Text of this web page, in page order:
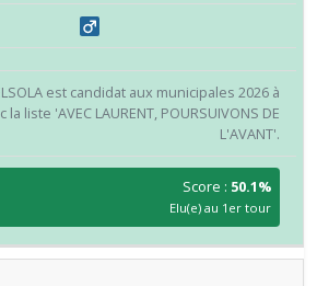
est candidat aux municipales 2026 à
liste 'AVEC LAURENT, POURSUIVONS DE
L'AVANT'.
Score : 50.1%
Elu(e) au 1er tour